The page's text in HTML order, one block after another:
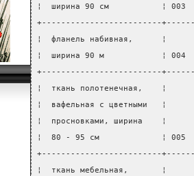
¦  ширина 90 см           ¦
+-------------------------
¦  фланель набивная,
¦  ширина 90 м            ¦
+-------------------------
¦  ткань полотенечная,
¦  вафельная с
¦  просновками, ширина
¦  80 - 95 см             ¦
+-------------------------
¦  ткань мебельная,